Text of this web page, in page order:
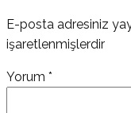
E-posta adresiniz
işaretlenmişlerdir
Yorum *